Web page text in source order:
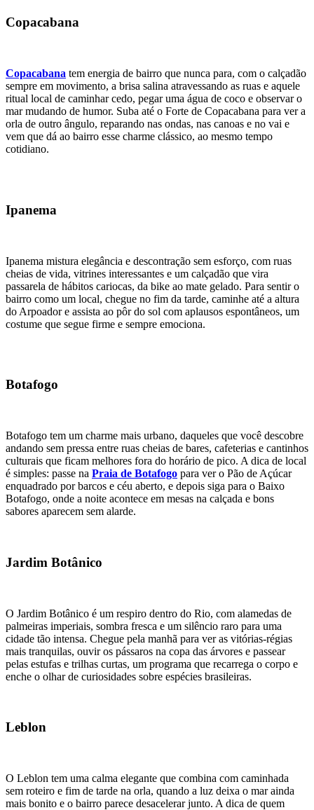
Copacabana
Copacabana tem energia de bairro que nunca para, com o calçadão
sempre em movimento, a brisa salina atravessando as ruas e aquele
ritual local de caminhar cedo, pegar uma água de coco e observar o
mar mudando de humor. Suba até o Forte de Copacabana para ver a
orla de outro ângulo, reparando nas ondas, nas canoas e no vai e
vem que dá ao bairro esse charme clássico, ao mesmo tempo
cotidiano.
Ipanema
Ipanema mistura elegância e descontração sem esforço, com ruas
cheias de vida, vitrines interessantes e um calçadão que vira
passarela de hábitos cariocas, da bike ao mate gelado. Para sentir o
bairro como um local, chegue no fim da tarde, caminhe até a altura
do Arpoador e assista ao pôr do sol com aplausos espontâneos, um
costume que segue firme e sempre emociona.
Botafogo
Botafogo tem um charme mais urbano, daqueles que você descobre
andando sem pressa entre ruas cheias de bares, cafeterias e cantinhos
culturais que ficam melhores fora do horário de pico. A dica de local
é simples: passe na Praia de Botafogo para ver o Pão de Açúcar
enquadrado por barcos e céu aberto, e depois siga para o Baixo
Botafogo, onde a noite acontece em mesas na calçada e bons
sabores aparecem sem alarde.
Jardim Botânico
O Jardim Botânico é um respiro dentro do Rio, com alamedas de
palmeiras imperiais, sombra fresca e um silêncio raro para uma
cidade tão intensa. Chegue pela manhã para ver as vitórias-régias
mais tranquilas, ouvir os pássaros na copa das árvores e passear
pelas estufas e trilhas curtas, um programa que recarrega o corpo e
enche o olhar de curiosidades sobre espécies brasileiras.
Leblon
O Leblon tem uma calma elegante que combina com caminhada
sem roteiro e fim de tarde na orla, quando a luz deixa o mar ainda
mais bonito e o bairro parece desacelerar junto. A dica de quem